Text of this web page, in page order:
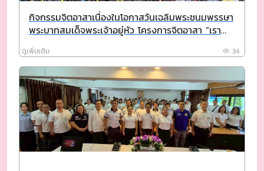
กิจกรรมจิตอาสาเนื่องในโอกาสวันเฉลิมพระชนมพรรษา
พระบาทสมเด็จพระเจ้าอยู่หัว โครงการจิตอาสา “เรา
ดูเพิ่มเติม 34